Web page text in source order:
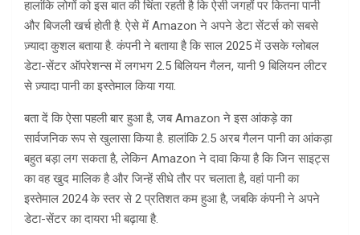
हालांकि लोगों को इस बात की चिंता रहती है कि ऐसी जगहों पर कितना पानी
और बिजली खर्च होती है. ऐसे में Amazon ने अपने डेटा सेंटर्स को सबसे
ज़्यादा कुशल बताया है. कंपनी ने बताया है कि साल 2025 में उसके ग्लोबल
डेटा-सेंटर ऑपरेशन्स में लगभग 2.5 बिलियन गैलन, यानी 9 बिलियन लीटर
से ज़्यादा पानी का इस्तेमाल किया गया.
बता दें कि ऐसा पहली बार हुआ है, जब Amazon ने इस आंकड़े का
सार्वजनिक रूप से खुलासा किया है. हालांकि 2.5 अरब गैलन पानी का आंकड़ा
बहुत बड़ा लग सकता है, लेकिन Amazon ने दावा किया है कि जिन साइट्स
का वह खुद मालिक है और जिन्हें सीधे तौर पर चलाता है, वहां पानी का
इस्तेमाल 2024 के स्तर से 2 प्रतिशत कम हुआ है, जबकि कंपनी ने अपने
डेटा-सेंटर का दायरा भी बढ़ाया है.